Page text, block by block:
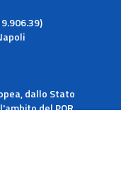
dallo Stato
del POR